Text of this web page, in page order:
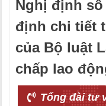
Nghị định số
định chi tiết
của Bộ luật
chấp lao
Tổng đài tư